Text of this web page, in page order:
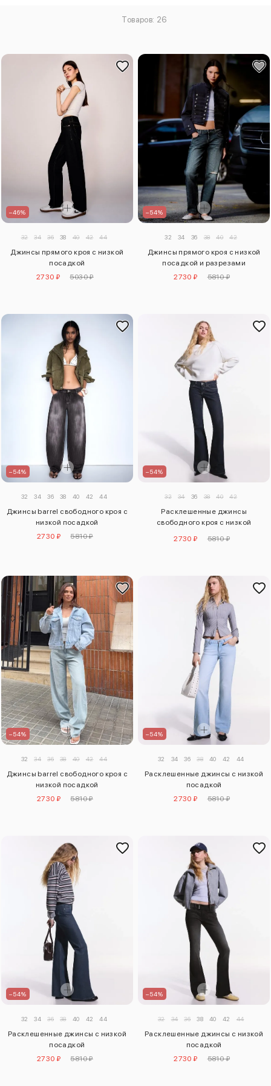
Товаров: 26
–46%
32 34 36 38 40 42 44
Джинсы прямого кроя с низкой
посадкой
2730 ₽
5030 ₽
–54%
32 34 36 38 40 42
Джинсы прямого кроя с низкой
посадкой и разрезами
2730 ₽
5810 ₽
–54%
32 34 36 38 40 42 44
Джинсы barrel свободного кроя с
низкой посадкой
2730 ₽
5810 ₽
–54%
32 34 36 38 40 42
Расклешенные джинсы
свободного кроя с низкой
2730 ₽ 5810 ₽
–54%
32 34 36 38 40 42 44
Джинсы barrel свободного кроя с
низкой посадкой
2730 ₽
5810 ₽
–54%
32 34 36 38 40 42 44
Расклешенные джинсы с низкой
посадкой
2730 ₽
5810 ₽
–54%
32 34 36 38 40 42 44
Расклешенные джинсы с низкой
посадкой
2730 ₽
5810 ₽
–54%
32 34 36 38 40 42 44
Расклешенные джинсы с низкой
посадкой
2730 ₽
5810 ₽